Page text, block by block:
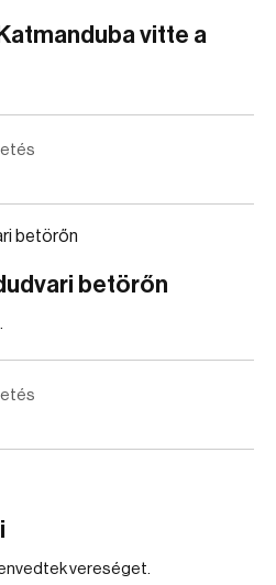
vitte a
betörőn
vereséget.